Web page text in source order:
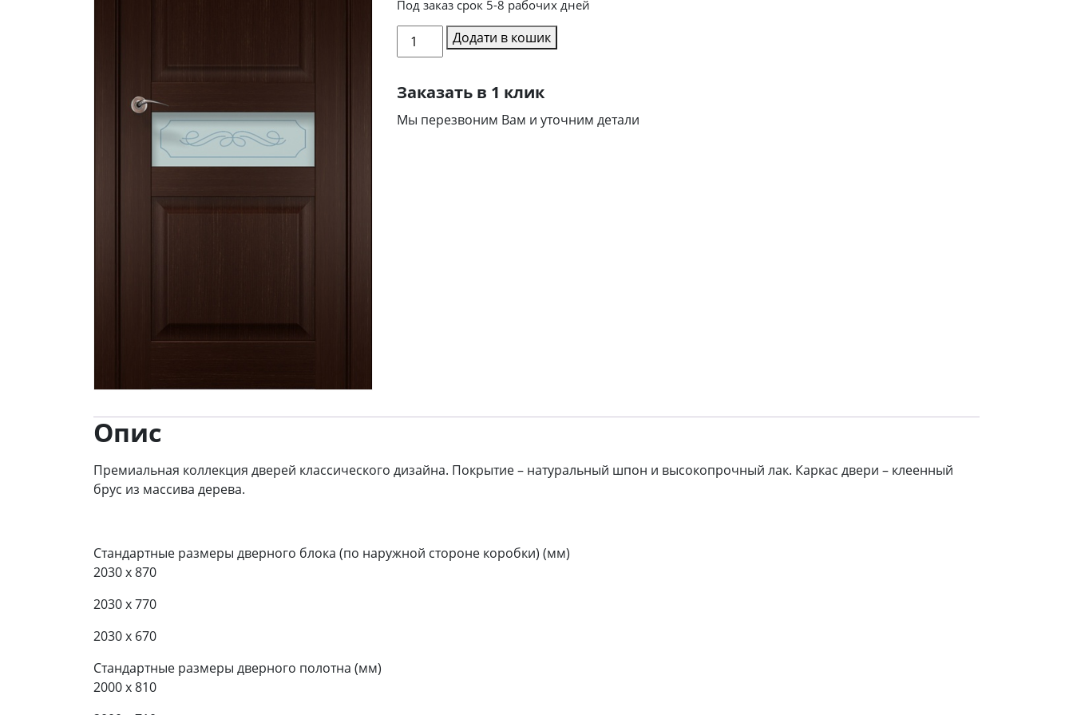
Под заказ срок 5-8 рабочих дней
Межкомнатная
дверь
кількість
Додати в кошик
Заказать в 1 клик
Мы перезвоним Вам и уточним детали
Опис
Премиальная коллекция дверей классического дизайна. Покрытие – натуральный шпон и высокопрочный лак. Каркас двери – клеенный
брус из массива дерева.
Стандартные размеры дверного блока (по наружной стороне коробки) (мм)
2030 x 870
2030 x 770
2030 x 670
Стандартные размеры дверного полотна (мм)
2000 x 810